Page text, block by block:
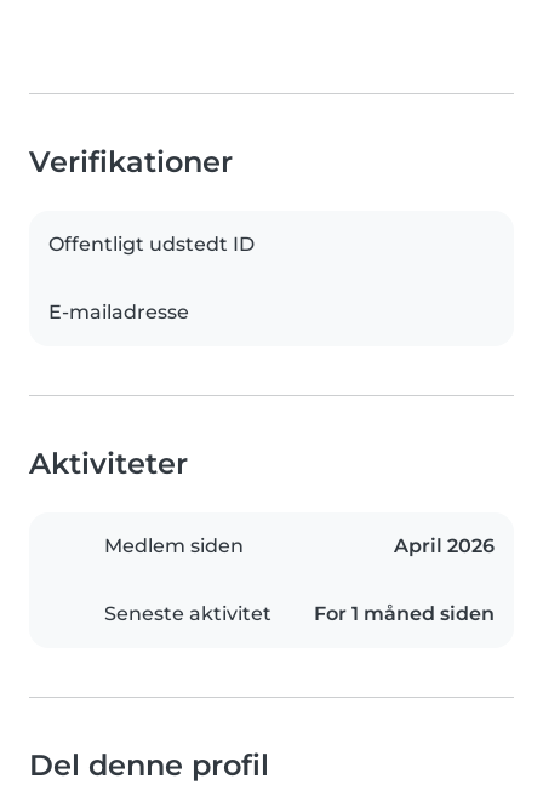
Verifikationer
Offentligt udstedt ID
E-mailadresse
Aktiviteter
Medlem siden April 2026
Seneste aktivitet For 1 måned siden
Del denne profil